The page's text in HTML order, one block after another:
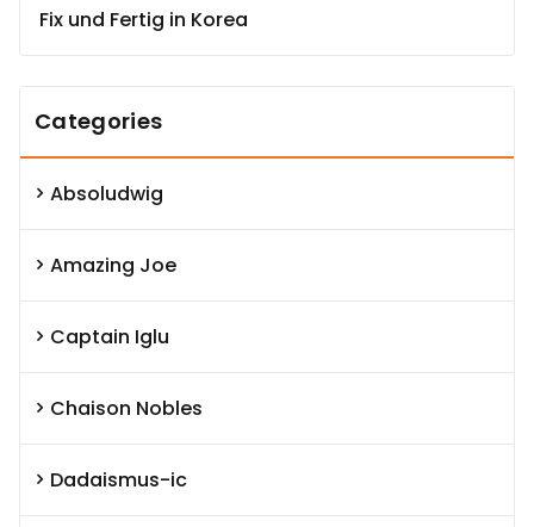
Fix und Fertig in Korea
Categories
Absoludwig
Amazing Joe
Captain Iglu
Chaison Nobles
Dadaismus-ic